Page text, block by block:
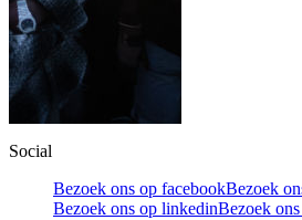
Social
Bezoek ons op facebookBezoek
Bezoek ons op linkedinBezoek